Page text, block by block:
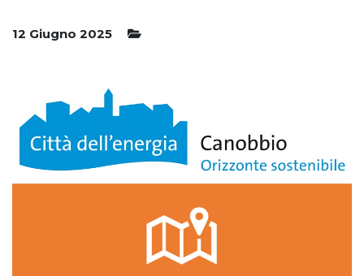
12 Giugno 2025